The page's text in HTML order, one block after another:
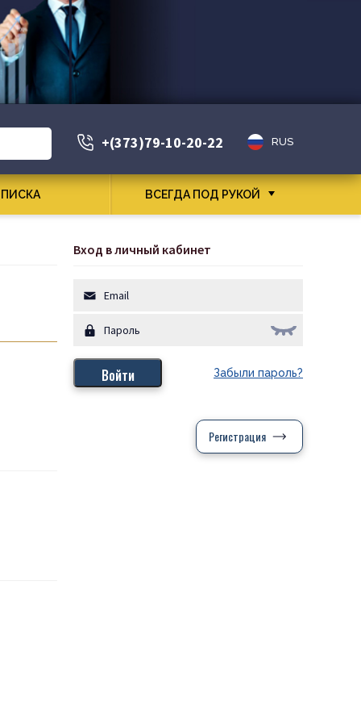
+(373)79-10-20-22 RUS
ВСЕГДА ПОД РУКОЙ
Вход в личный кабинет
Забыли пароль?
Регистрация